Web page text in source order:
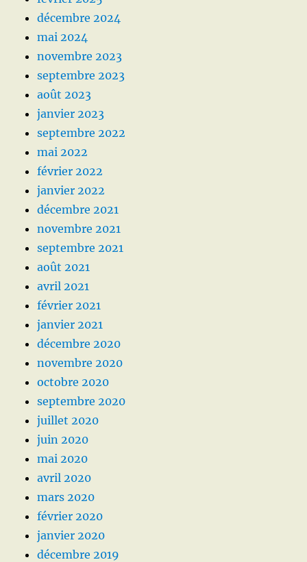
décembre 2024
mai 2024
novembre 2023
septembre 2023
août 2023
janvier 2023
septembre 2022
mai 2022
février 2022
janvier 2022
décembre 2021
novembre 2021
septembre 2021
août 2021
avril 2021
février 2021
janvier 2021
décembre 2020
novembre 2020
octobre 2020
septembre 2020
juillet 2020
juin 2020
mai 2020
avril 2020
mars 2020
février 2020
janvier 2020
décembre 2019